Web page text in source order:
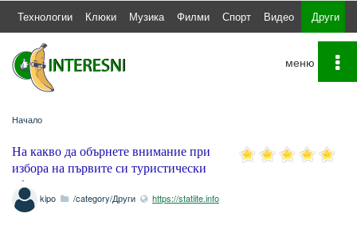
Технологии Клюки Музика Филми Спорт Видео Други
Начало
На какво да обърнете внимание при
избора на първите си туристически
обувки
kipo /category/Други https://statiite.info